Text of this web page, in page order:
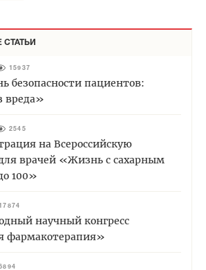
15937
безопасности пациентов:
вреда»
2545
на Всероссийскую
врачей «Жизнь с сахарным
100»
17874
научный конгресс
фармакотерапия»